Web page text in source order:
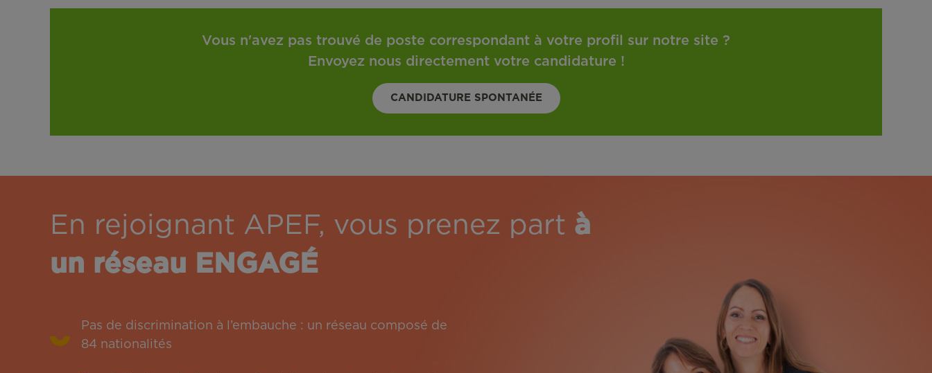
Vous n'avez pas trouvé de poste correspondant à votre profil sur notre site ?
Envoyez nous directement votre candidature !
CANDIDATURE SPONTANÉE
En rejoignant APEF, vous prenez part à
un réseau ENGAGÉ
Pas de discrimination à l’embauche : un réseau composé de
84 nationalités